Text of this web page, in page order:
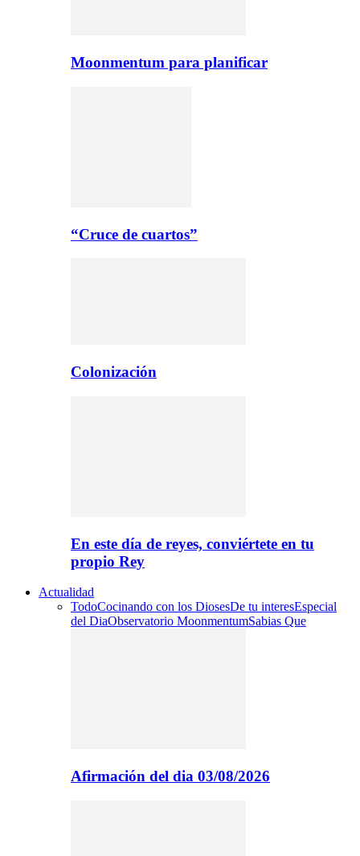
Moonmentum para planificar
“Cruce de cuartos”
Colonización
En este día de reyes, conviértete en tu
propio Rey
Actualidad
TodoCocinando con los DiosesDe tu interesEspecial
del DiaObservatorio MoonmentumSabias Que
Afirmación del dia 03/08/2026